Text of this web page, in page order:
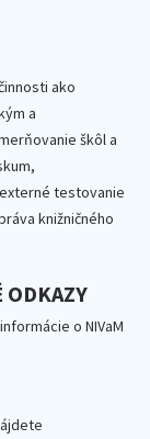
ako
a
škôl a
testovanie
knižničného
ODKAZY
o NIVaM